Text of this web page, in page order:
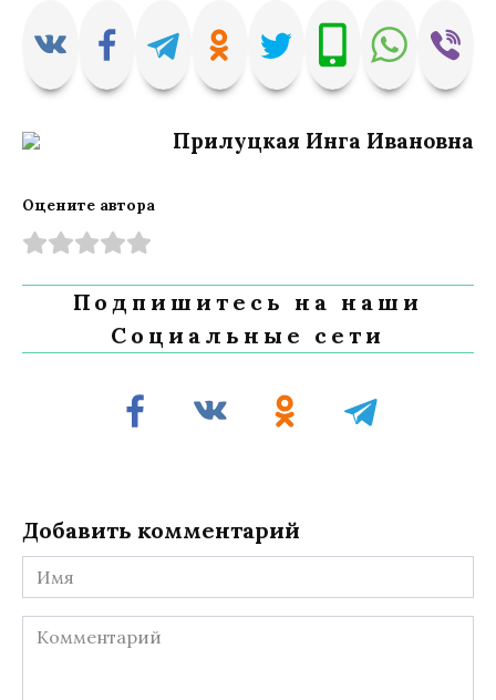
Прилуцкая Инга Ивановна
Оцените автора
Подпишитесь на наши
Социальные сети
Добавить комментарий
Имя
Комментарий